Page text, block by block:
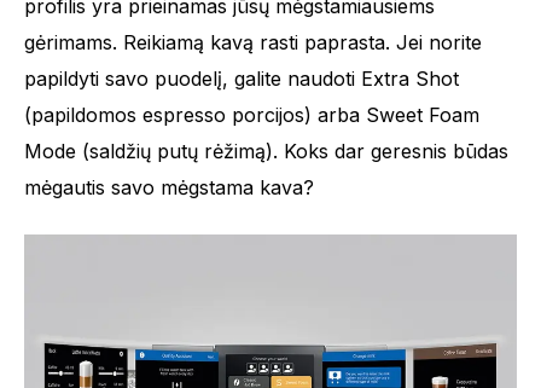
Rūšių skaičius51
profilis yra prieinamas jūsų mėgstamiausiems
gėrimams. Reikiamą kavą rasti paprasta. Jei norite
papildyti savo puodelį, galite naudoti Extra Shot
(papildomos espresso porcijos) arba Sweet Foam
Mode (saldžių putų rėžimą). Koks dar geresnis būdas
mėgautis savo mėgstama kava?